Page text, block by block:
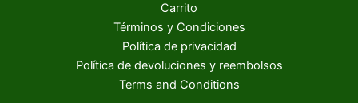
Carrito
Términos y Condiciones
Política de privacidad
Política de devoluciones y reembolsos
Terms and Conditions